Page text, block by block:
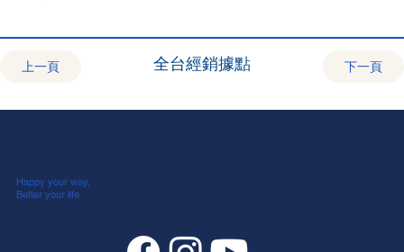
上一頁 全台經銷據點 下一頁
Happy your way,
Better your life